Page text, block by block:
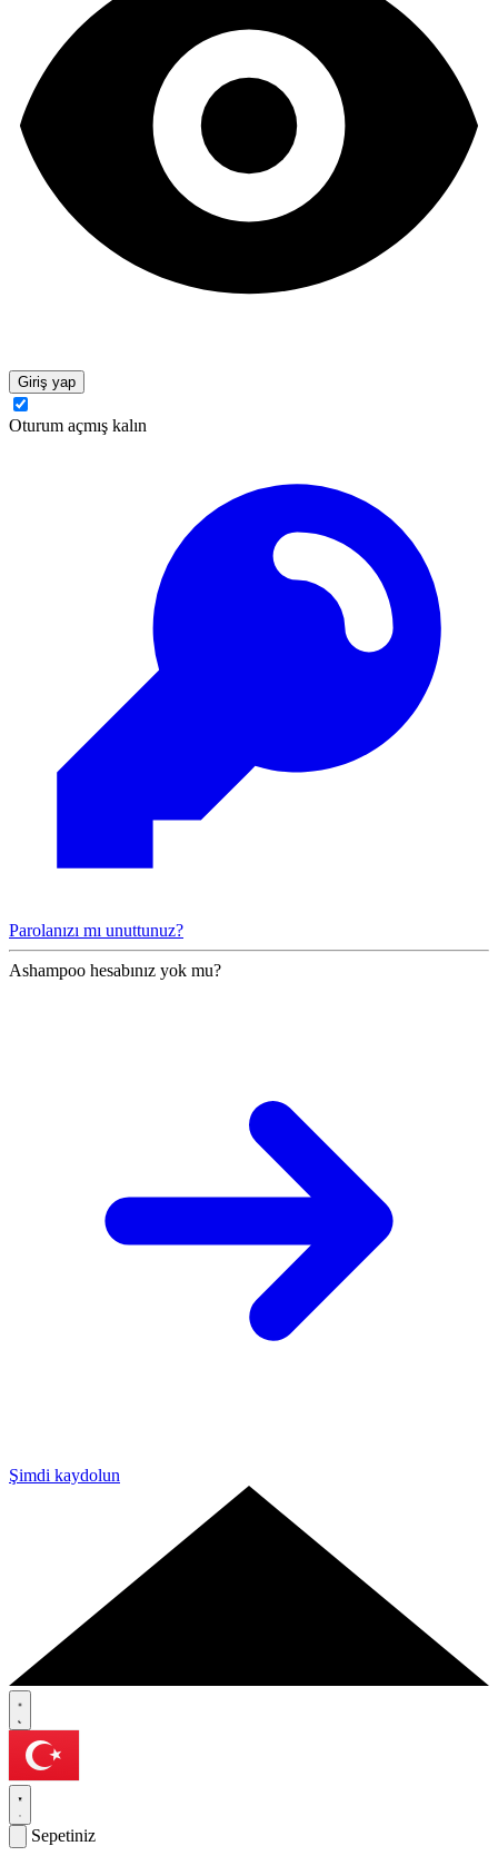
Giriş yap
Oturum açmış kalın
Parolanızı mı unuttunuz?
Ashampoo hesabınız yok mu?
Şimdi kaydolun
Sepetiniz